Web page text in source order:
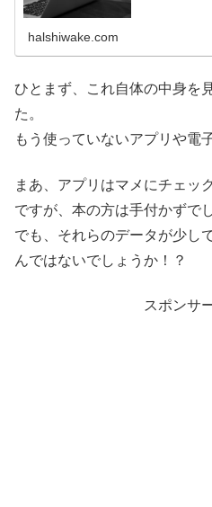
halshiwake.com
ひとまず、これ自体の中身を
た。
もう使っていないアプリや電
まあ、アプリはマメにチェッ
ですが、本の方は手付かずでし
でも、それらのデータが少し
んではないでしょうか！？
スポンサ